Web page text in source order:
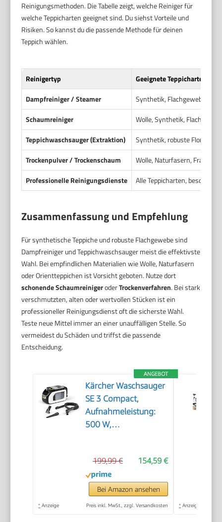
Reinigungsmethoden. Die Tabelle zeigt, welche Reiniger für
welche Teppicharten geeignet sind. Du siehst Vorteile und
Risiken. So kannst du die passende Methode für deinen
Teppich wählen.
Reinigertyp
Geeignete Teppicharten
Dampfreiniger / Steamer
Synthetik, Flachgewebe
Schaumreiniger
Wolle, Synthetik,
Teppichwaschsauger (Extraktion)
Synthetik, robuste Floren,
Trockenpulver / Trockenschaum
Wolle, Naturfasern,
Professionelle Reinigungsdienste
Alle Teppicharten,
Zusammenfassung und Empfehlung
Für synthetische Teppiche und robuste Flachgewebe sind
Dampfreiniger und Teppichwaschsauger meist die effektivste
Wahl. Bei empfindlichen Materialien wie Wolle, Naturfasern
oder Orientteppichen ist Vorsicht geboten. Nutze dort
schonende SchaumreinigeroderTrockenverfahren. Bei stark
verschmutzten, alten oder wertvollen Stücken ist ein
professioneller Reinigungsdienst oft die sicherste Wahl.
Teste neue Mittel immer an einer unauffälligen Stelle. So
vermeidest du Schäden und triffst die passende
Entscheidung.
ANGEBOT
Kärcher Waschsauger
SE 3 Compact,
Aufnahmeleistung:
500 W,
Gewicht: 4,1 kg,
Sprühsaugschlauch,
Waschpolsterdüse
und Waschfugendüse,
154,59 €
199,99 €
Bei Amazon ansehen
* Anzeige Preis inkl. MwSt., zzgl. Versandkosten * Anzeige